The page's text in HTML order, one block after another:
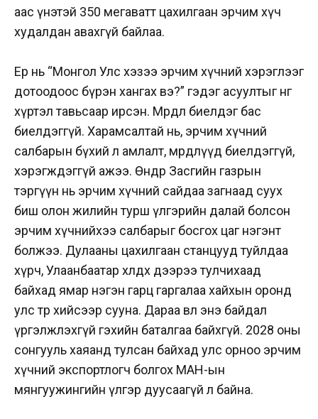
аас үнэтэй 350 мегаватт цахилгаан эрчим хүч
худалдан авахгүй байлаа.
Ер нь “Монгол Улс хэзээ эрчим хүчний хэрэглээг
дотоодоос бүрэн хангах вэ?” гэдэг асуултыг өнөөг
хүртэл тавьсаар ирсэн. Мөрөөдөл биелдэг бас
биелдэггүй. Харамсалтай нь, эрчим хүчний
салбарын бүхий л амлалт, мөрөөдлүүд биелдэггүй,
хэрэгждэггүй ажээ. Өнөөдөр Засгийн газрын
тэргүүн нь эрчим хүчний сайдаа загнаад суух
биш олон жилийн турш үлгэрийн далай болсон
эрчим хүчнийхээ салбарыг босгох цаг нэгэнт
болжээ. Дулааны цахилгаан станцууд туйлдаа
хүрч, Улаанбаатар хөлдөх дээрээ тулчихаад
байхад ямар нэгэн гарц гаргалаа хайхын оронд
улс төр хийсээр сууна. Дараа өвөл энэ байдал
үргэлжлэхгүй гэхийн баталгаа байхгүй. 2028 оны
сонгууль хаяанд тулсан байхад улс орноо эрчим
хүчний экспортлогч болгох МАН-ын
мянгуужингийн үлгэр дуусаагүй л байна.